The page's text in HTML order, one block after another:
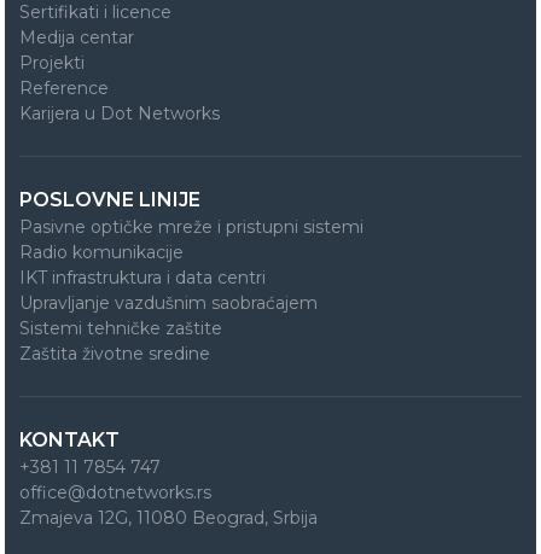
Sertifikati i licence
Medija centar
Projekti
Reference
Karijera u Dot Networks
POSLOVNE LINIJE
Pasivne optičke mreže i pristupni sistemi
Radio komunikacije
IKT infrastruktura i data centri
Upravljanje vazdušnim saobraćajem
Sistemi tehničke zaštite
Zaštita životne sredine
KONTAKT
+381 11 7854 747
office@dotnetworks.rs
Zmajeva 12G, 11080 Beograd, Srbija